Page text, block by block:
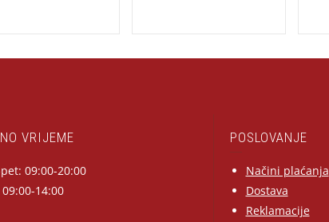
VRIJEME
09:00-20:00
14:00
POSLOVANJE
Načini plaćanja
Dostava
Reklamacije